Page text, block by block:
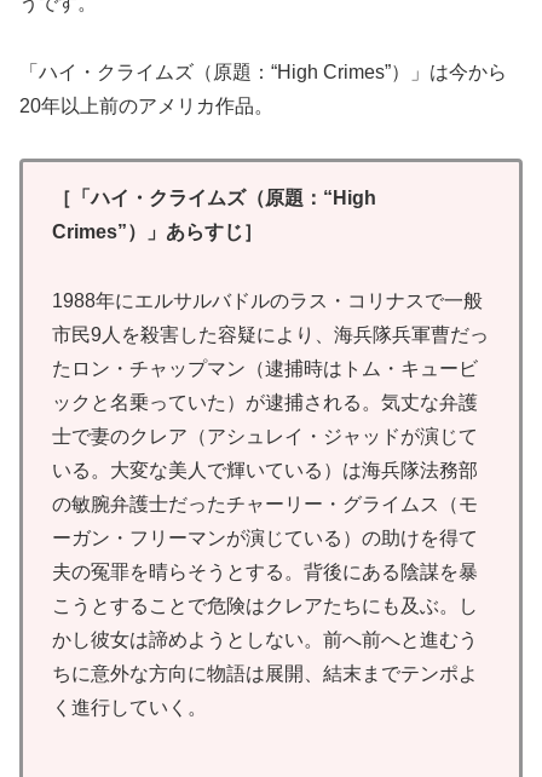
「ハイ・クライムズ（原題：“High Crimes”）」は今から
20年以上前のアメリカ作品。
［「ハイ・クライムズ（原題：“High
Crimes”）」あらすじ］
1988年にエルサルバドルのラス・コリナスで一般
市民9人を殺害した容疑により、海兵隊兵軍曹だっ
たロン・チャップマン（逮捕時はトム・キュービ
ックと名乗っていた）が逮捕される。気丈な弁護
士で妻のクレア（アシュレイ・ジャッドが演じて
いる。大変な美人で輝いている）は海兵隊法務部
の敏腕弁護士だったチャーリー・グライムス（モ
ーガン・フリーマンが演じている）の助けを得て
夫の冤罪を晴らそうとする。背後にある陰謀を暴
こうとすることで危険はクレアたちにも及ぶ。し
かし彼女は諦めようとしない。前へ前へと進むう
ちに意外な方向に物語は展開、結末までテンポよ
く進行していく。